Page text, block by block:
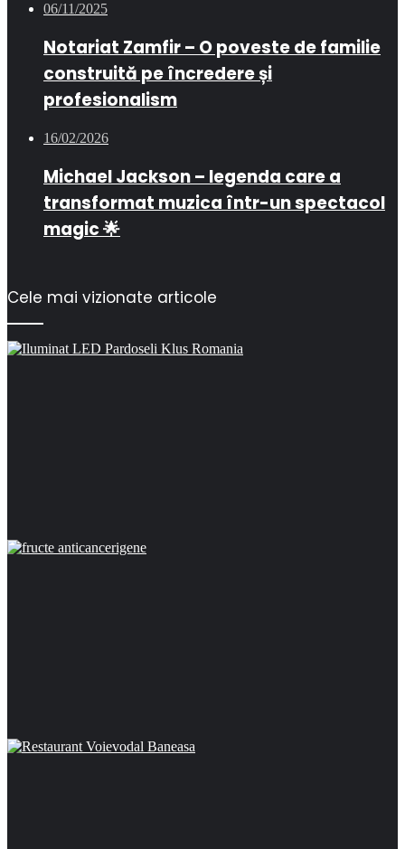
06/11/2025
Notariat Zamfir – O poveste de familie
construită pe încredere și
profesionalism
16/02/2026
Michael Jackson – legenda care a
transformat muzica într-un spectacol
magic 🌟
Cele mai vizionate articole